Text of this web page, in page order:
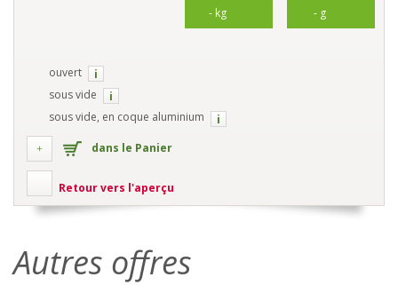
ouvert
i
sous vide
i
sous vide, en coque aluminium
i
dans le Panier
Retour vers l'aperçu
Autres offres